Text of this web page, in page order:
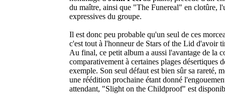
du maître, ainsi que "The Funereal" en clotûre,
expressives du groupe.
Il est donc peu probable qu'un seul de ces
c'est tout à l'honneur de Stars of the Lid d'avoir
Au final, ce petit album a aussi l'avantage de la
comparativement à certaines plages désertiques
exemple. Son seul défaut est bien sûr sa rareté,
une réédition prochaine étant donné
attendant, "Slight on the Childproof" est